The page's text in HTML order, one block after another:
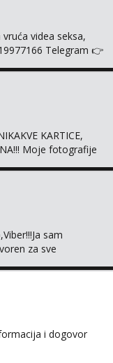
videa seksa,
Telegram 👉
KARTICE,
Moje fotografije
sam
za sve
i dogovor